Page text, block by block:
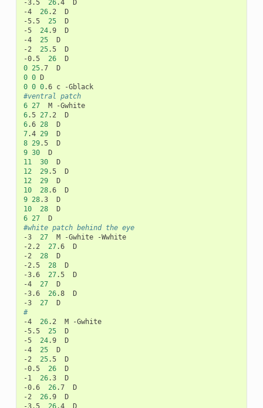
-3.5
26.4
D
-4
26.2
D
-5.5
25
D
-5
24.9
D
-4
25
D
-2
25.5
D
-0.5
26
0 25.7
0 0
0 0 0.6 c
#ventral patch
6 27 M
6.5 27.2
6.6 28
7.4 29
8 29.5
9 30
11
30
12
29.5
12
29
10
28.6
9 28.3
10
28
6 27
#white patch behind the eye
-3
27 M -Gwhite
-Wwhite
-2.2
27.6
D
-2
28
D
-2.5
28
D
-3.6
27.5
D
-4
27
D
-3.6
26.8
D
-3
27
#
-4
26.2 M
-Gwhite
-5.5
25
D
-5
24.9
D
-4
25
D
-2
25.5
D
-0.5
26
D
-1
26.3
D
-0.6
26.7
D
-2
26.9
D
-3.5
26.4 D